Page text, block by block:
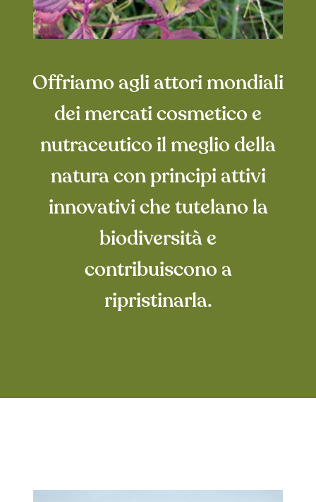
Offriamo agli attori mondiali
dei mercati cosmetico e
nutraceutico il meglio della
natura con principi attivi
innovativi che tutelano la
biodiversità e
contribuiscono a
ripristinarla.